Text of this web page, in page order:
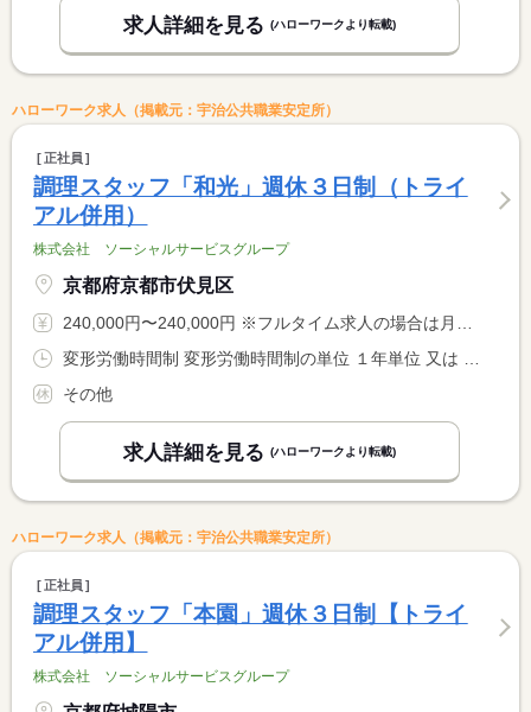
求人詳細を見る (ハローワークより転載)
ハローワーク求人（掲載元：宇治公共職業安定所）
正社員
調理スタッフ「和光」週休３日制（トライ
アル併用）
株式会社 ソーシャルサービスグループ
京都府京都市伏見区
240,000円〜240,000円 ※フルタイム求人の場合は月額（換算額）、パート求人の場合は時間額を表示しています。
変形労働時間制 変形労働時間制の単位 １年単位 又は 6時00分〜20時30分の時間の間の10時間 就業時間に関する特記事項 ※実働１０時間となります。 <BR> ※シフト時間については面接時に相談します
その他
求人詳細を見る (ハローワークより転載)
ハローワーク求人（掲載元：宇治公共職業安定所）
正社員
調理スタッフ「本園」週休３日制【トライ
アル併用】
株式会社 ソーシャルサービスグループ